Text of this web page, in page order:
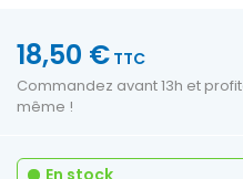
18,50 € TTC
Commandez avant 13h et
même !
En stock